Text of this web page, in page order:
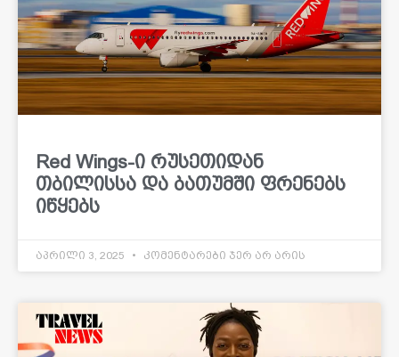
Red Wings-ი რუსეთიდან
თბილისსა და ბათუმში ფრენებს
იწყებს
აპრილი 3, 2025 კომენტარები ჯერ არ არის